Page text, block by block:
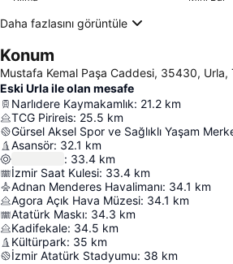
Daha fazlasını görüntüle
Konum
Mustafa Kemal Paşa Caddesi, 35430, Urla,
Eski Urla ile olan mesafe
Narlıdere Kaymakamlık: 21.2 km
TCG Pirireis: 25.5 km
Gürsel Aksel Spor ve Sağlıklı Yaşam
Asansör: 32.1 km
: 33.4 km
İzmir Saat Kulesi: 33.4 km
Adnan Menderes Havalimanı: 34.1 km
Agora Açık Hava Müzesi: 34.1 km
Atatürk Maskı: 34.3 km
Kadifekale: 34.5 km
Kültürpark: 35 km
İzmir Atatürk Stadyumu: 38 km